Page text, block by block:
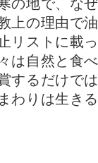
の地で、な
上の理由で
リストに載
は自然と食
するだけで
わりは生き